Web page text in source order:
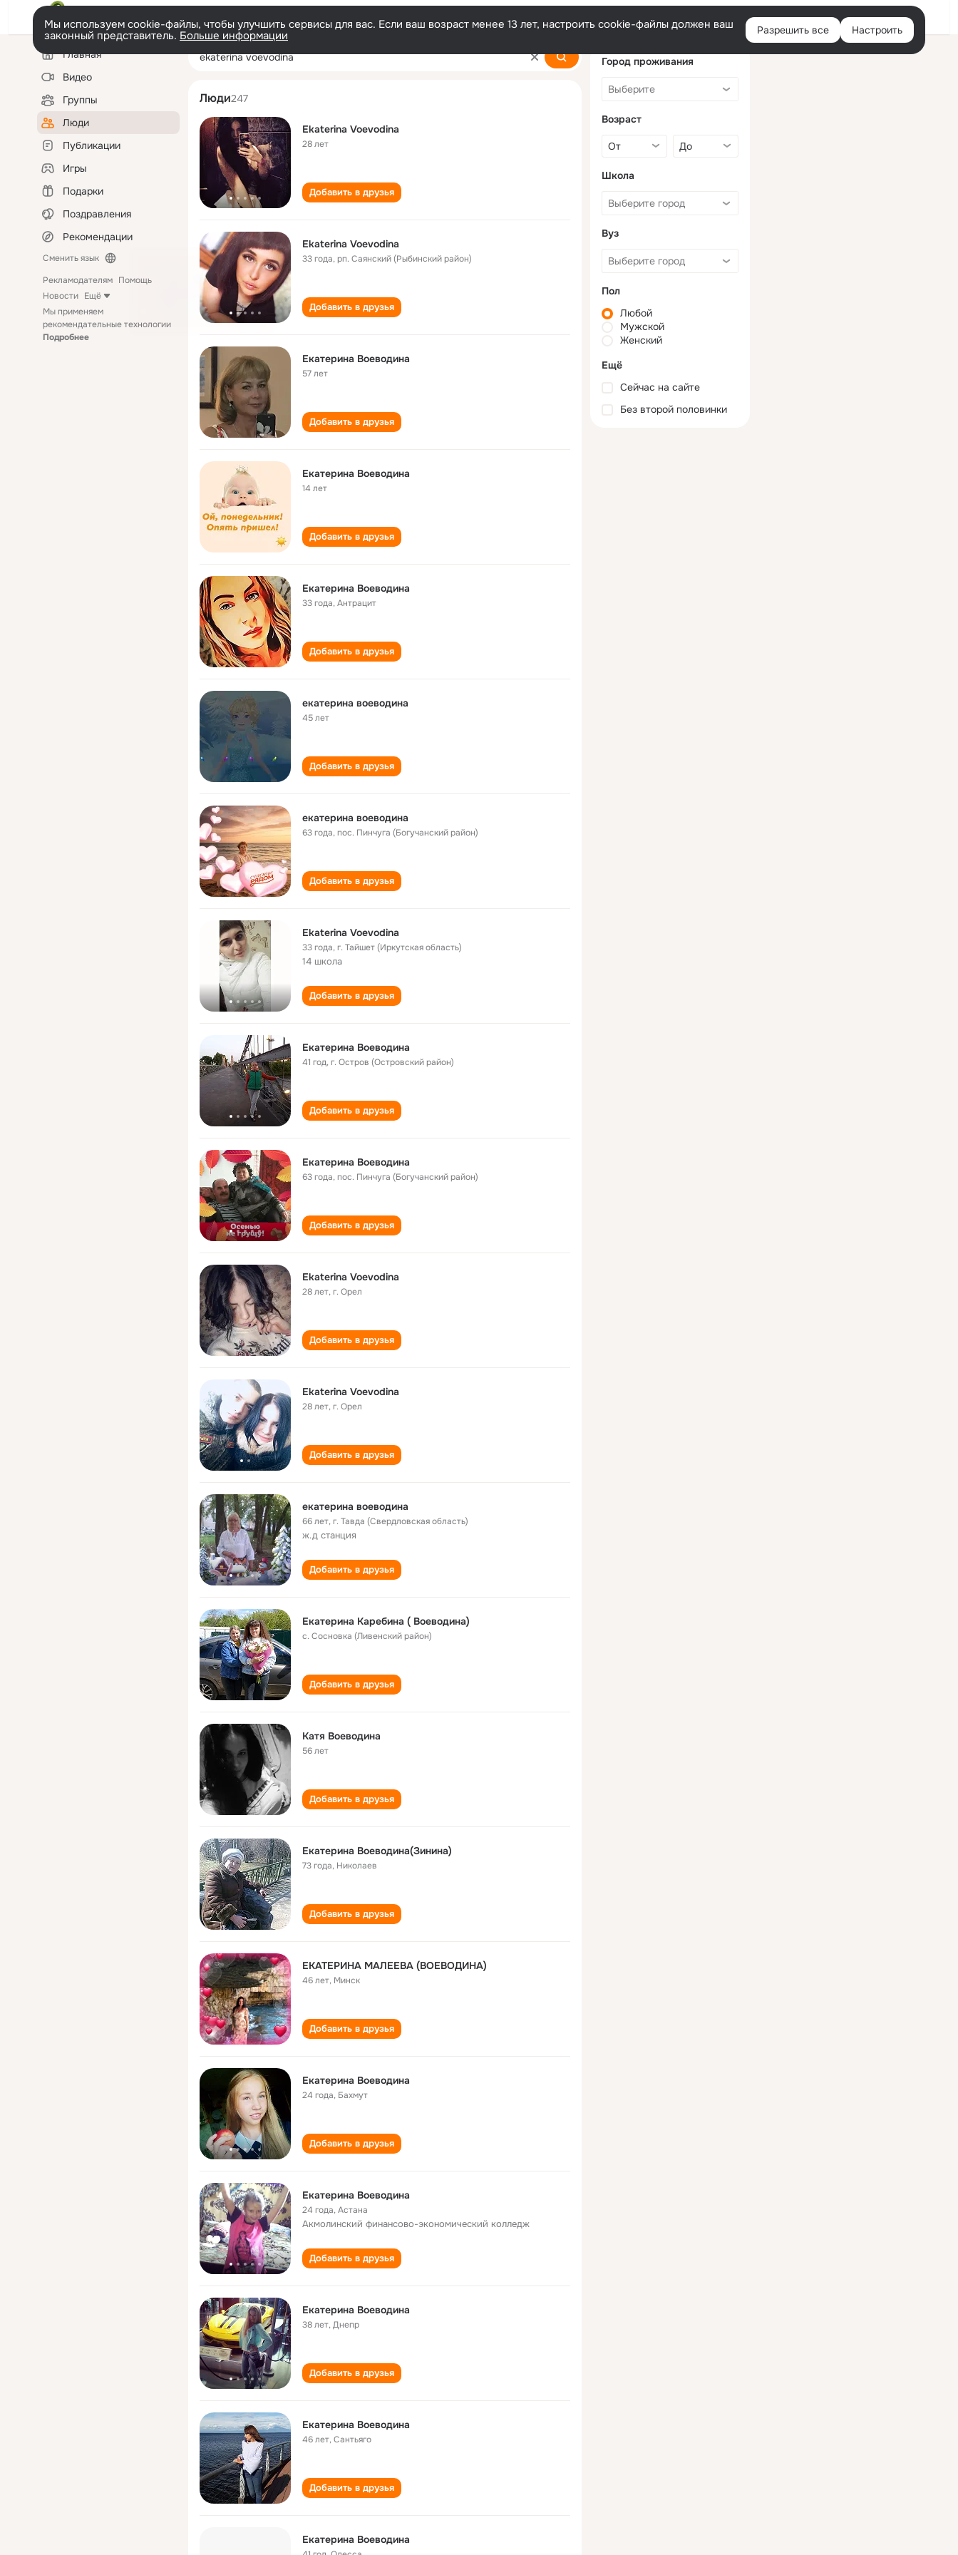
Войти
Мы используем cookie-файлы, чтобы улучшить сервисы для вас. Если ваш возраст менее 13 лет, настроить cookie-файлы должен ваш
законный представитель. Больше информации Разрешить все Настроить
Левая
колонкаГлавная
Видео
Группы
Люди
Публикации
Игры
Подарки
Поздравления
Рекомендации
Сменить язык
Рекламодателям Помощь
Новости Ещё
Мы применяем
рекомендательные технологии
Подробнее
ekaterina voevodina
Люди247
Ekaterina Voevodina
28 лет
Добавить в друзья
Ekaterina Voevodina
33 года,рп. Саянский (Рыбинский район)
Добавить в друзья
Екатерина Воеводина
57 лет
Добавить в друзья
Екатерина Воеводина
14 лет
Добавить в друзья
Екатерина Воеводина
33 года,Антрацит
Добавить в друзья
екатерина воеводина
45 лет
Добавить в друзья
екатерина воеводина
63 года,пос. Пинчуга (Богучанский район)
Добавить в друзья
Ekaterina Voevodina
33 года,г. Тайшет (Иркутская область)
14 школа
Добавить в друзья
Екатерина Воеводина
41 год,г. Остров (Островский район)
Добавить в друзья
Екатерина Воеводина
63 года,пос. Пинчуга (Богучанский район)
Добавить в друзья
Ekaterina Voevodina
28 лет,г. Орел
Добавить в друзья
Ekaterina Voevodina
28 лет,г. Орел
Добавить в друзья
екатерина воеводина
66 лет,г. Тавда (Свердловская область)
ж.д станция
Добавить в друзья
Екатерина Каребина ( Воеводина)
с. Сосновка (Ливенский район)
Добавить в друзья
Катя Воеводина
56 лет
Добавить в друзья
Екатерина Воеводина(Зинина)
73 года, Николаев
Добавить в друзья
ЕКАТЕРИНА МАЛЕЕВА (ВОЕВОДИНА)
46 лет, Минск
Добавить в друзья
Екатерина Воеводина
24 года, Бахмут
Добавить в друзья
Екатерина Воеводина
24 года,Астана
Акмолинский финансово-экономический колледж
Добавить в друзья
Екатерина Воеводина
38 лет,Днепр
Добавить в друзья
Екатерина Воеводина
46 лет,Сантьяго
Добавить в друзья
Екатерина Воеводина
Город проживания
Возраст
Школа
Вуз
Пол
Любой
Мужской
Женский
Ещё
Сейчас на сайте
Без второй половинки